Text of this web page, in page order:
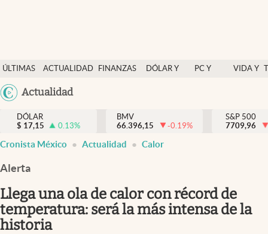
ÚLTIMAS
NOTICIAS
ACTUALIDAD
FINANZAS
DÓLAR Y
PC Y
VIDA Y
México
Actualidad
Actualidad
Finanzas y economía
Dólar y mercados
Pc y celular
Vida y estilo
DÓLAR
$ 17,15 0.13%
BMV
66.396,15
-0.19%
S&P 500
7709,96
Cronista México Actualidad Calor
Alerta
Llega una ola de calor con récord de
temperatura: será la más intensa de la
historia